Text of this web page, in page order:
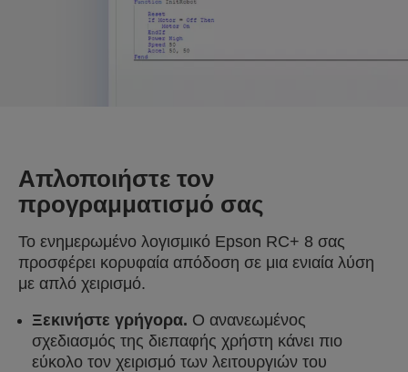
Απλοποιήστε τον
προγραμματισμό σας
Το ενημερωμένο λογισμικό Epson RC+ 8 σας
προσφέρει κορυφαία απόδοση σε μια ενιαία λύση
με απλό χειρισμό.
Ξεκινήστε γρήγορα. Ο ανανεωμένος
σχεδιασμός της διεπαφής χρήστη κάνει πιο
εύκολο τον χειρισμό των λειτουργιών του